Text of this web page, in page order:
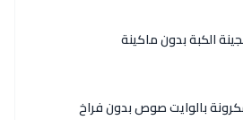
الكبة بدون ماكينة
بالوايت صوص بدون فراخ